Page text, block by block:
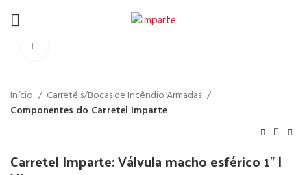
Início
Carretéis/Bocas de Incêndio Armadas
Componentes do Carretel Imparte
Carretel Imparte: Válvula macho esférico 1″ |